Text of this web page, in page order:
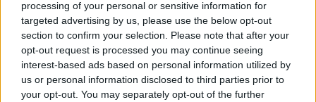
processing of your personal or sensitive information for
targeted advertising by us, please use the below opt-out
section to confirm your selection. Please note that after your
opt-out request is processed you may continue seeing
interest-based ads based on personal information utilized by
us or personal information disclosed to third parties prior to
your opt-out. You may separately opt-out of the further